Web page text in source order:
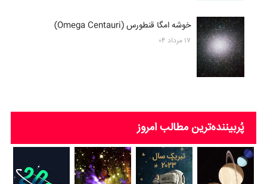
خوشه امگا قنطورس (Omega Centauri)
۱۷ مرداد ۰۴
پُربیننده‌ترین‌ مطالب امروز